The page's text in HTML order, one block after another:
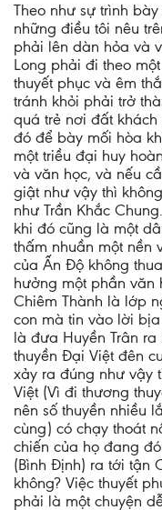
Theo như sự trình
những điều tôi nêu
phải lên dàn hỏa và
Long phải đi theo
thuyết phục và êm
tránh khỏi phải trở
quá trẻ nơi đất
đó để bày mối hòa
một triều đại huy
và văn học, và nếu
giật như vậy thì
như Trần Khắc
khi đó cũng là một
thấm nhuần một nền
của Ấn Độ không
hưởng một phần văn
Chiêm Thành là lớp
con mà tin vào lời
là đưa Huyền Trân
thuyền Đại Việt đên
xảy ra đúng như vậy
Việt (Vì đi thương
nên số thuyền nhiều
cùng) có chạy thoát
chiến của họ đang
(Bình Định) ra tới tận
không? Việc thuyết
phải là một chuyện